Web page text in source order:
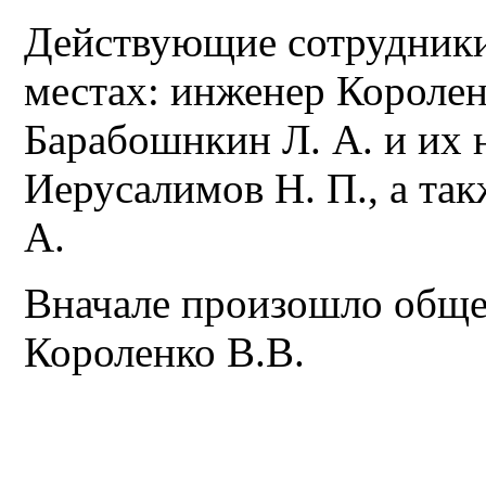
Действующие
местах: инженер
Барабошнкин Л. А. и их
Иерусалимов Н. П., а
А.
Вначале произошло
Короленко В.В.